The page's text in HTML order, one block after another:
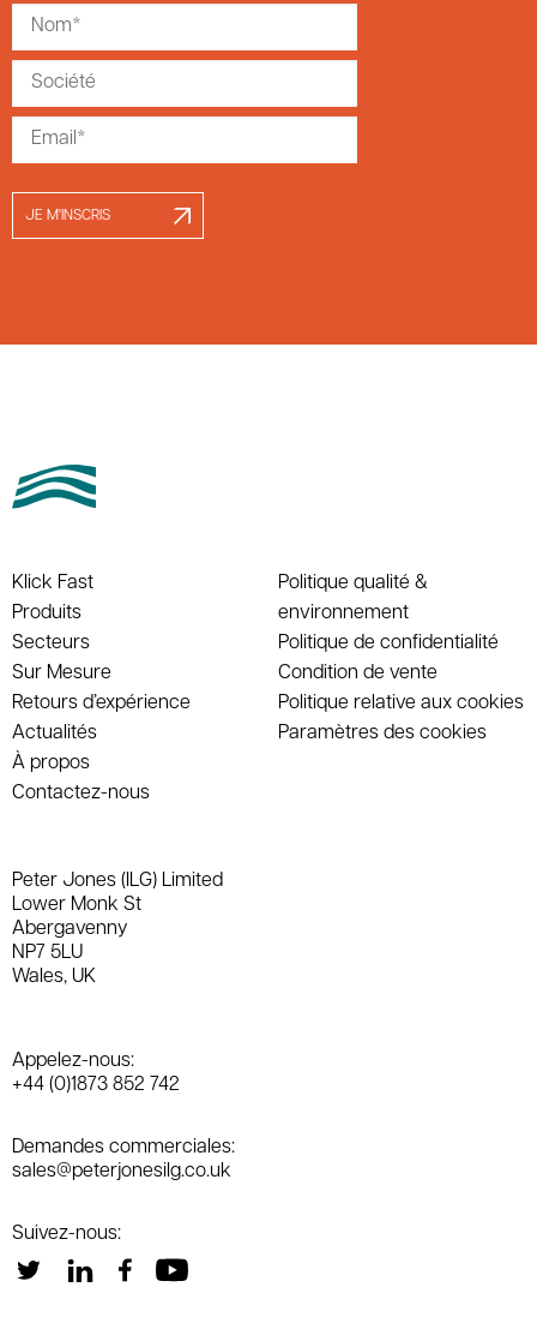
JE M'INSCRIS
Klick Fast
Produits
Secteurs
Sur Mesure
Retours d’expérience
Actualités
À propos
Contactez-nous
Politique qualité &
environnement
Politique de confidentialité
Condition de vente
Politique relative aux cookies
Paramètres des cookies
Peter Jones (ILG) Limited
Lower Monk St
Abergavenny
NP7 5LU
Wales, UK
Appelez-nous:
+44 (0)1873 852 742
Demandes commerciales:
sales@peterjonesilg.co.uk
Suivez-nous: